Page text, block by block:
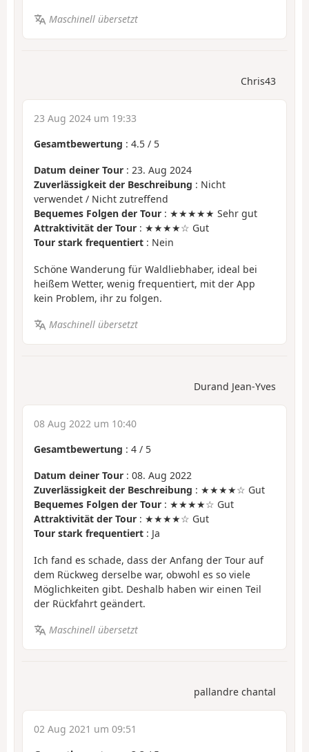
Maschinell übersetzt
Chris43
23 Aug 2024 um 19:33
Gesamtbewertung : 4.5 / 5
Datum deiner Tour : 23. Aug 2024
Zuverlässigkeit der Beschreibung : Nicht
verwendet / Nicht zutreffend
Bequemes Folgen der Tour : ★★★★★ Sehr gut
Attraktivität der Tour : ★★★★☆ Gut
Tour stark frequentiert : Nein
Schöne Wanderung für Waldliebhaber, ideal bei
heißem Wetter, wenig frequentiert, mit der App
kein Problem, ihr zu folgen.
Maschinell übersetzt
Durand Jean-Yves
08 Aug 2022 um 10:40
Gesamtbewertung : 4 / 5
Datum deiner Tour : 08. Aug 2022
Zuverlässigkeit der Beschreibung : ★★★★☆ Gut
Bequemes Folgen der Tour : ★★★★☆ Gut
Attraktivität der Tour : ★★★★☆ Gut
Tour stark frequentiert : Ja
Ich fand es schade, dass der Anfang der Tour auf
dem Rückweg derselbe war, obwohl es so viele
Möglichkeiten gibt. Deshalb haben wir einen Teil
der Rückfahrt geändert.
Maschinell übersetzt
pallandre chantal
02 Aug 2021 um 09:51